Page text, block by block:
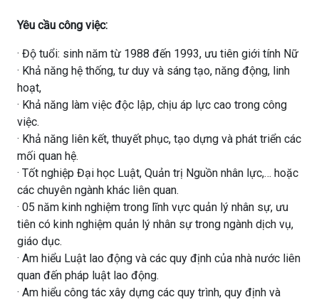
Yêu cầu công việc:
· Độ tuổi: sinh năm từ 1988 đến 1993, ưu tiên giới tính Nữ
· Khả năng hệ thống, tư duy và sáng tạo, năng động, linh
hoạt,
· Khả năng làm việc độc lập, chịu áp lực cao trong công
việc.
· Khả năng liên kết, thuyết phục, tạo dựng và phát triển các
mối quan hệ.
· Tốt nghiệp Đại học Luật, Quản trị Nguồn nhân lực,… hoặc
các chuyên ngành khác liên quan.
· 05 năm kinh nghiệm trong lĩnh vực quản lý nhân sự, ưu
tiên có kinh nghiệm quản lý nhân sự trong ngành dịch vụ,
giáo dục.
· Am hiểu Luật lao động và các quy định của nhà nước liên
quan đến pháp luật lao động.
· Am hiểu công tác xây dựng các quy trình, quy định và